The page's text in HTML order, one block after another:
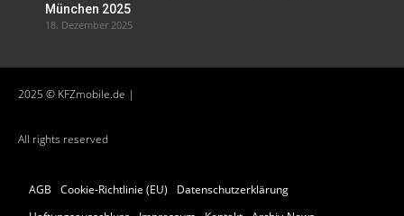
München 2025
18. Dezember 2025
2025 © KFZmobile.de |
All rights reserved
AGB Cookie-Richtlinie (EU)
Datenschutzerklärung